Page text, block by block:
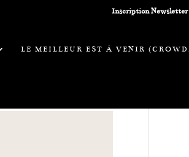
Inscription Newsletter
LE MEILLEUR EST À VENIR